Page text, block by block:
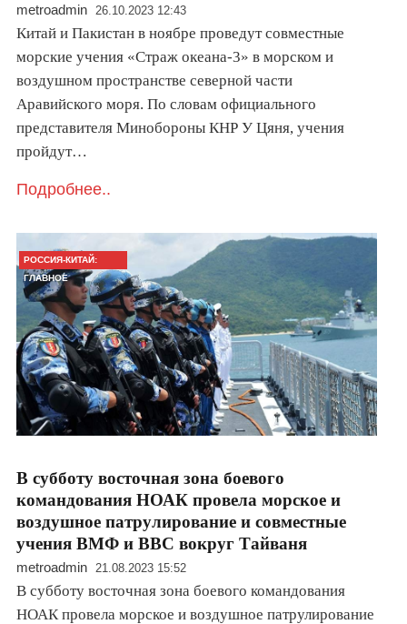
metroadmin 26.10.2023 12:43
Китай и Пакистан в ноябре проведут совместные
морские учения «Страж океана-3» в морском и
воздушном пространстве северной части
Аравийского моря. По словам официального
представителя Минобороны КНР У Цяня, учения
пройдут…
Подробнее..
РОССИЯ-КИТАЙ:
ГЛАВНОЕ
В субботу восточная зона боевого
командования НОАК провела морское и
воздушное патрулирование и совместные
учения ВМФ и ВВС вокруг Тайваня
metroadmin 21.08.2023 15:52
В субботу восточная зона боевого командования
НОАК провела морское и воздушное патрулирование